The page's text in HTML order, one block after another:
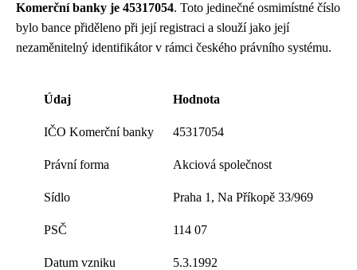
Komerční banky je 45317054. Toto jedinečné osmimístné číslo
bylo bance přiděleno při její registraci a slouží jako její
nezaměnitelný identifikátor v rámci českého právního systému.
Údaj Hodnota
IČO Komerční banky 45317054
Právní forma Akciová společnost
Sídlo Praha 1, Na Příkopě 33/969
PSČ 114 07
Datum vzniku 5.3.1992